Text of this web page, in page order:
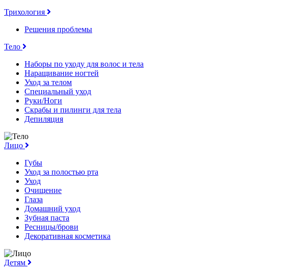
Трихология
Решения проблемы
Тело
Наборы по уходу для волос и тела
Наращивание ногтей
Уход за телом
Специальный уход
Руки/Ноги
Скрабы и пилинги для тела
Депиляция
Лицо
Губы
Уход за полостью рта
Уход
Очищение
Глаза
Домашний уход
Зубная паста
Ресницы/брови
Декоративная косметика
Детям